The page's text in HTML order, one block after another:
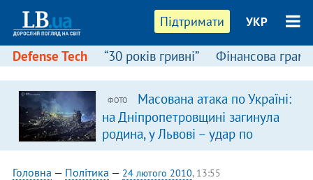
Підтримати УКР
Defense Tech “30 років гривні” Фінансова
ФОТО
Масована атака по Україні:
на Дніпропетровщині загинула
родина, у Львові – удар по
багатоповерхівках
(доповнюється)
Головна — Політика — 24 лютого 2010, 13:55